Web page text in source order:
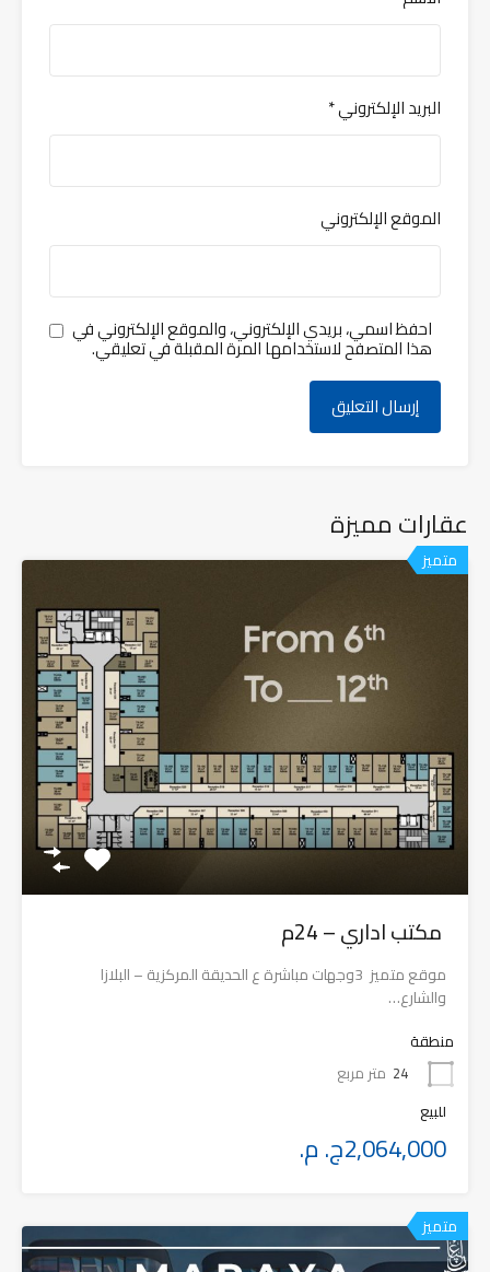
البريد الإلكتروني*
الموقع الإلكتروني
احفظ اسمي، بريدي الإلكتروني، والموقع الإلكتروني في
هذا المتصفح لاستخدامها المرة المقبلة في تعليقي.
عقارات مميزة
متميز
مكتب اداري – 24م
موقع متميز 3وجهات مباشرة ع الحديقة المركزية – البلازا
والشارع…
منطقة
24 متر مربع
للبيع
2,064,000ج. م.
متميز